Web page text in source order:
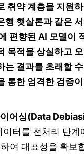
취약 계층을 지원
행 햇살론과 같은
편향된 AI 모델이
목적을 상실하고
는 결과를 초래할
통한 엄격한 검증
어싱(Data
이터를 전처리 단계
여 대표성을 확보